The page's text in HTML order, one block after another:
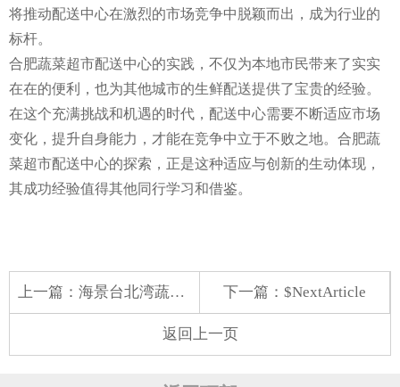
将推动配送中心在激烈的市场竞争中脱颖而出，成为行业的
标杆。
合肥蔬菜超市配送中心的实践，不仅为本地市民带来了实实
在在的便利，也为其他城市的生鲜配送提供了宝贵的经验。
在这个充满挑战和机遇的时代，配送中心需要不断适应市场
变化，提升自身能力，才能在竞争中立于不败之地。合肥蔬
菜超市配送中心的探索，正是这种适应与创新的生动体现，
其成功经验值得其他同行学习和借鉴。
上一篇： 海景台北湾蔬菜配送 下一篇：$NextArticle
返回上一页